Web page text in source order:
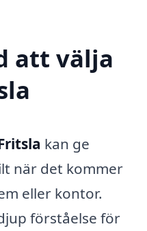
att välja
kan ge
när det kommer
eller kontor.
förståelse för